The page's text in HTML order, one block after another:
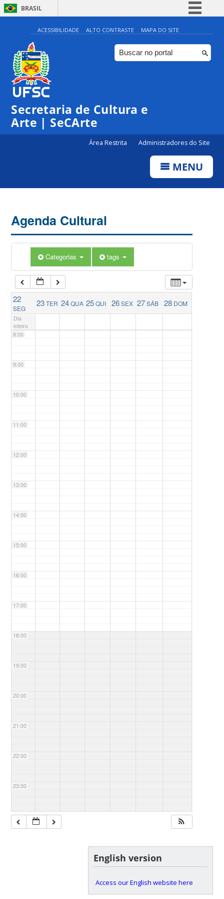
BRASIL
Simplifique!
Comunica BR
Participe
ACESSIBILIDADE ALTO CONTRASTE MAPA DO SITE
Secretaria de Cultura e
Arte | SeCArte
Área Restrita Administradores do Site
MENU
Agenda Cultural
Categorias tags
22
SEG
23TER 24QUA 25QUI 26SEX 27SÁB 28 DOM
Dia
inteiro
0:00
1:00
5:00
6:00
7:00
8:00
9:00
10:00
11:00
12:00
13:00
14:00
15:00
16:00
17:00
18:00
19:00
20:00
21:00
22:00
23:00
English version
Access our English website here